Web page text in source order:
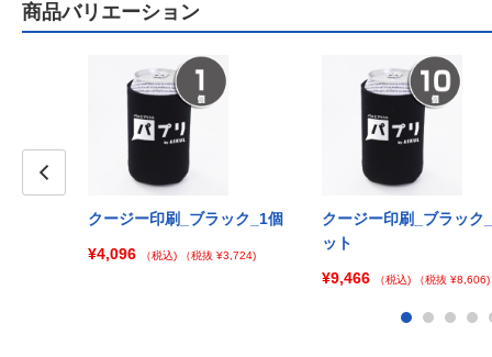
商品バリエーション
クージー印刷_ブラック_1個
¥4,096
（税込) （税抜 ¥3,724)
クージー印刷_ブラック
ット
¥9,466
（税込) （税抜 ¥8,606)